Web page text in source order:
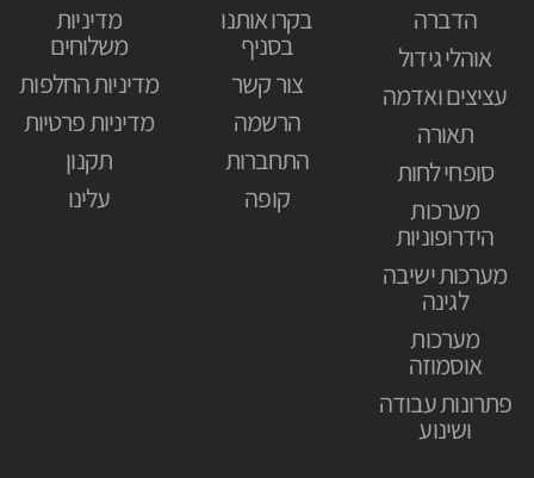
הדברה
אוהלי גידול
עציצים ואדמה
תאורה
סופחי לחות
מערכות
הידרופוניות
מערכות ישיבה
לגינה
מערכות
אוסמוזה
פתרונות עבודה
ושינוע
בקרו אותנו
בסניף
צור קשר
הרשמה
התחברות
קופה
מדיניות
משלוחים
מדיניות החלפות
מדיניות פרטיות
תקנון
עלינו